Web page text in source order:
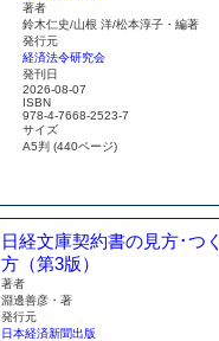
著者
鈴木仁史/山根 洋/松本淳子・編著
発行元
経済法令研究会
発刊日
2026-08-07
ISBN
978-4-7668-2523-7
サイズ
A5判 (440ページ)
日経文庫契約書の見方･つ
方（第3版）
著者
淵邊善彦・著
発行元
日本経済新聞出版